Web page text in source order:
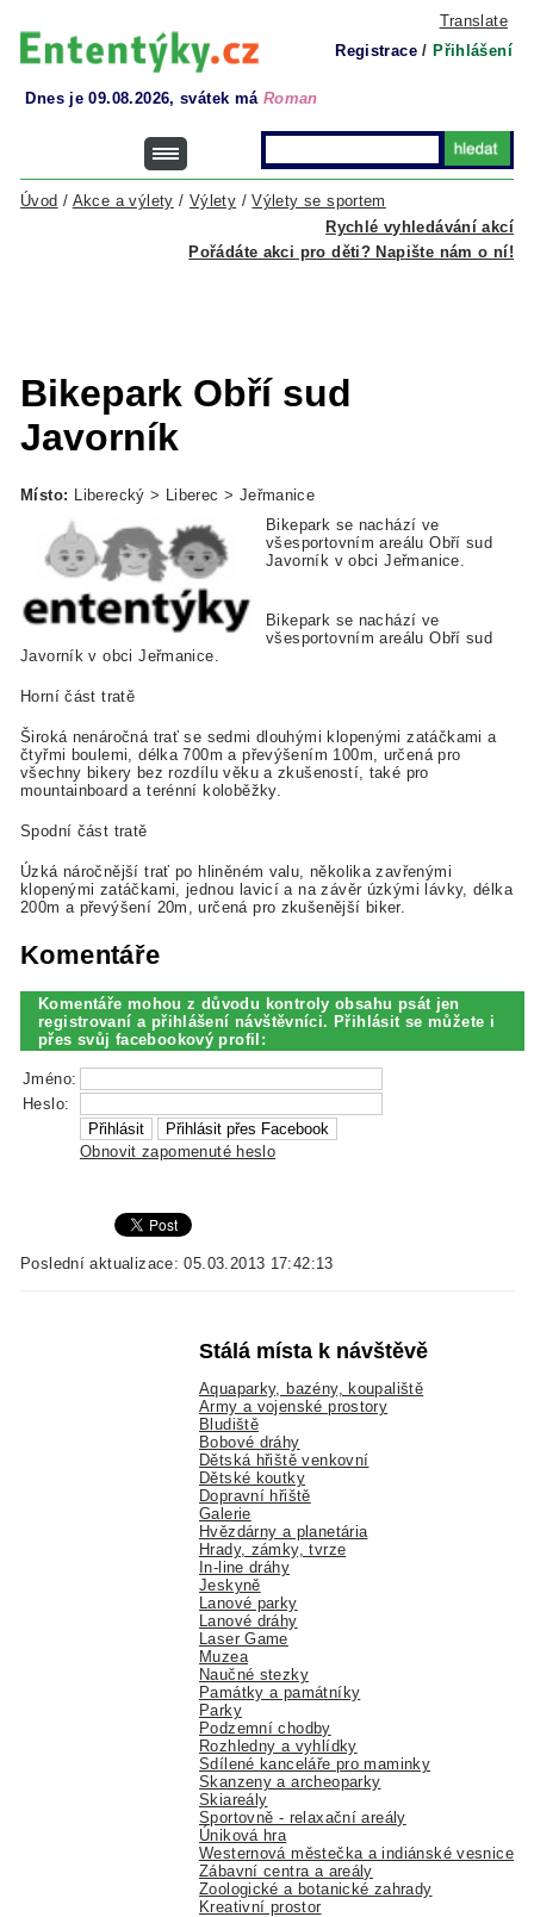
Translate
Registrace / Přihlášení
Dnes je 09.08.2026, svátek má Roman
Rychlé vyhledávání akcí
Úvod / Akce a výlety / Výlety /Výlety se sportem
Pořádáte akci pro děti? Napište nám o ní!
Bikepark Obří sud
Javorník
Místo: Liberecký > Liberec > Jeřmanice
Bikepark se nachází ve
všesportovním areálu Obří sud
Javorník v obci Jeřmanice.
Bikepark se nachází ve
všesportovním areálu Obří sud
Javorník v obci Jeřmanice.
Horní část tratě
Široká nenáročná trať se sedmi dlouhými klopenými zatáčkami a
čtyřmi boulemi, délka 700m a převýšením 100m, určená pro
všechny bikery bez rozdílu věku a zkušeností, také pro
mountainboard a terénní koloběžky.
Spodní část tratě
Úzká náročnější trať po hliněném valu, několika zavřenými
klopenými zatáčkami, jednou lavicí a na závěr úzkými lávky, délka
200m a převýšení 20m, určená pro zkušenější biker.
Komentáře
Komentáře mohou z důvodu kontroly obsahu psát jen
registrovaní a přihlášení návštěvníci. Přihlásit se můžete i
přes svůj facebookový profil:
Jméno:
Heslo:
Obnovit zapomenuté heslo
Poslední aktualizace: 05.03.2013 17:42:13
Stálá místa k návštěvě
Aquaparky, bazény, koupaliště
Army a vojenské prostory
Bludiště
Bobové dráhy
Dětská hřiště venkovní
Dětské koutky
Dopravní hřiště
Galerie
Hvězdárny a planetária
Hrady, zámky, tvrze
In-line dráhy
Jeskyně
Lanové parky
Lanové dráhy
Laser Game
Muzea
Naučné stezky
Památky a památníky
Parky
Podzemní chodby
Rozhledny a vyhlídky
Sdílené kanceláře pro maminky
Skanzeny a archeoparky
Skiareály
Sportovně - relaxační areály
Úniková hra
Westernová městečka a indiánské vesnice
Zábavní centra a areály
Zoologické a botanické zahrady
Kreativní prostor